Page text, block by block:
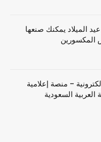
عيد الميلاد يمكنك صنعها
المكسورين
– منصة إعلامية
العربية السعودية